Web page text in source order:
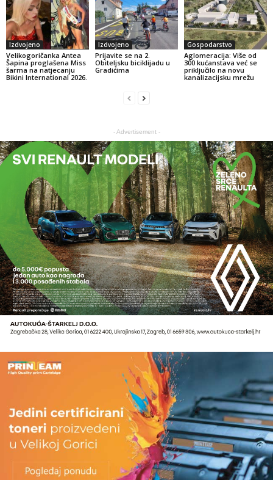
Izdvojeno
Velikogoričanka Antea
Šapina proglašena Miss
šarma na natjecanju
Bikini International 2026.
Izdvojeno
Prijavite se na 2.
Obiteljsku biciklijadu u
Gradićima
Gospodarstvo
Aglomeracija: Više od
300 kućanstava već se
priključilo na novu
kanalizacijsku mrežu
- Advertisement -